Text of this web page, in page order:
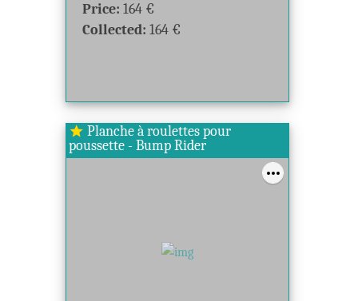
Price: 164 €
Collected: 164 €
star
poussette - Bump Rider